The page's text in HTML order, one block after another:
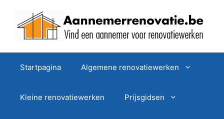
Startpagina Algemene renovatiewerken
Kleine renovatiewerken Prijsgidsen